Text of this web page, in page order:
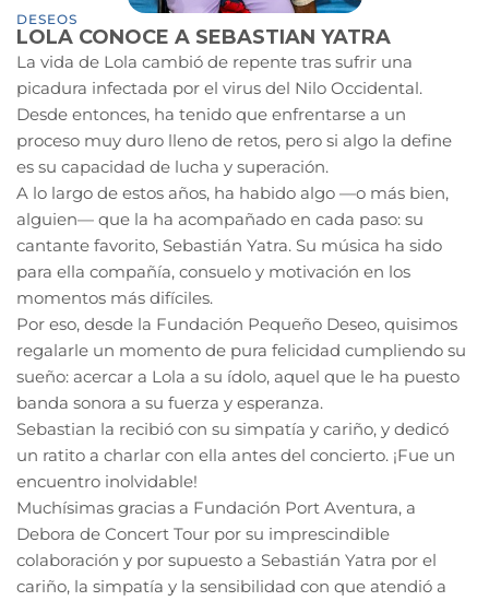
DESEOS
LOLA CONOCE A SEBASTIAN YATRA
La vida de Lola cambió de repente tras sufrir una
picadura infectada por el virus del Nilo Occidental.
Desde entonces, ha tenido que enfrentarse a un
proceso muy duro lleno de retos, pero si algo la define
es su capacidad de lucha y superación.
A lo largo de estos años, ha habido algo —o más bien,
alguien— que la ha acompañado en cada paso: su
cantante favorito, Sebastián Yatra. Su música ha sido
para ella compañía, consuelo y motivación en los
momentos más difíciles.
Por eso, desde la Fundación Pequeño Deseo, quisimos
regalarle un momento de pura felicidad cumpliendo su
sueño: acercar a Lola a su ídolo, aquel que le ha puesto
banda sonora a su fuerza y esperanza.
Sebastian la recibió con su simpatía y cariño, y dedicó
un ratito a charlar con ella antes del concierto. ¡Fue un
encuentro inolvidable!
Muchísimas gracias a Fundación Port Aventura, a
Debora de Concert Tour por su imprescindible
colaboración y por supuesto a Sebastián Yatra por el
cariño, la simpatía y la sensibilidad con que atendió a